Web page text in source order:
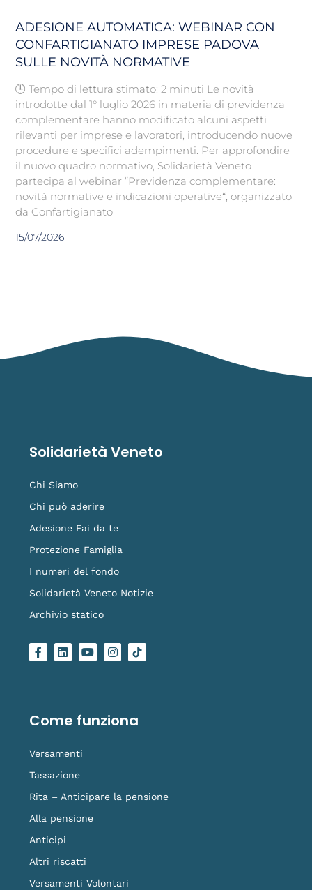
ADESIONE AUTOMATICA: WEBINAR CON
CONFARTIGIANATO IMPRESE PADOVA
SULLE NOVITÀ NORMATIVE
🕒 Tempo di lettura stimato: 2 minuti Le novità
introdotte dal 1° luglio 2026 in materia di previdenza
complementare hanno modificato alcuni aspetti
rilevanti per imprese e lavoratori, introducendo nuove
procedure e specifici adempimenti. Per approfondire
il nuovo quadro normativo, Solidarietà Veneto
partecipa al webinar “Previdenza complementare:
novità normative e indicazioni operative“, organizzato
da Confartigianato
15/07/2026
Solidarietà Veneto
Chi Siamo
Chi può aderire
Adesione Fai da te
Protezione Famiglia
I numeri del fondo
Solidarietà Veneto Notizie
Archivio statico
F
a
o
k
L
i
i
n
Y
o
e
I
n
r
a
L
o
i
k
Come funziona
Versamenti
Tassazione
Rita – Anticipare la pensione
Alla pensione
Anticipi
Altri riscatti
Versamenti Volontari